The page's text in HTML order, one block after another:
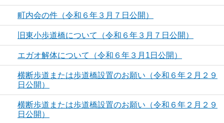
町内会の件（令和６年３月７日公開）
旧東小歩道橋について（令和６年３月７日公開）
エガオ解体について（令和６年３月1日公開）
横断歩道または歩道橋設置のお願い（令和６年２月２９
日公開）
横断歩道または歩道橋設置のお願い（令和６年２月２９
日公開）